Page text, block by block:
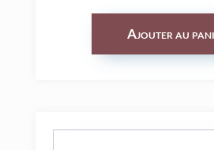
Ajouter au